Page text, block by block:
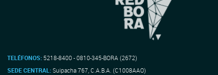
TELÉFONOS: 5218-8400 - 0810-345-BORA (2672)
SEDE CENTRAL:Suipacha 767, C.A.B.A. (C1008AAO)